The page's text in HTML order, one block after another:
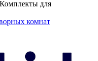
Комплекты для
комнат